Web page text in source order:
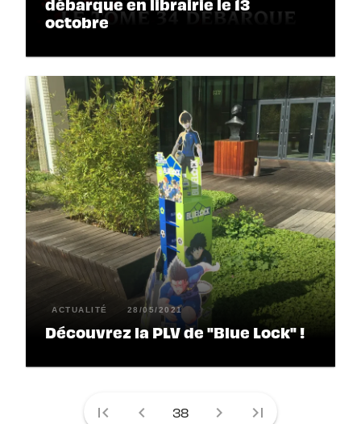
débarque en librairie le 13
octobre
ACTUALITÉ 28/05/2021
Découvrez la PLV de "Blue Lock" !
first_page chevron_left 38 chevron_right last_page